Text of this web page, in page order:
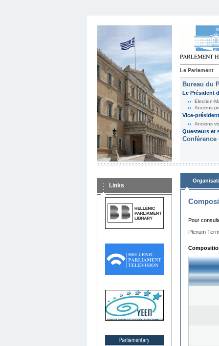
Le Parlement
Bureau du
Le Président
Election-
Anciens
Vice-
Anciens
Questeurs et
Links
Pour
Plenum